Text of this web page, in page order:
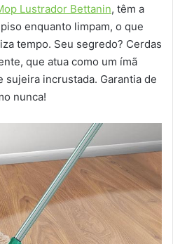
Lustrador Bettanin, têm a
enquanto limpam, o que
tempo. Seu segredo? Cerdas
que atua como um ímã
incrustada. Garantia de
nunca!